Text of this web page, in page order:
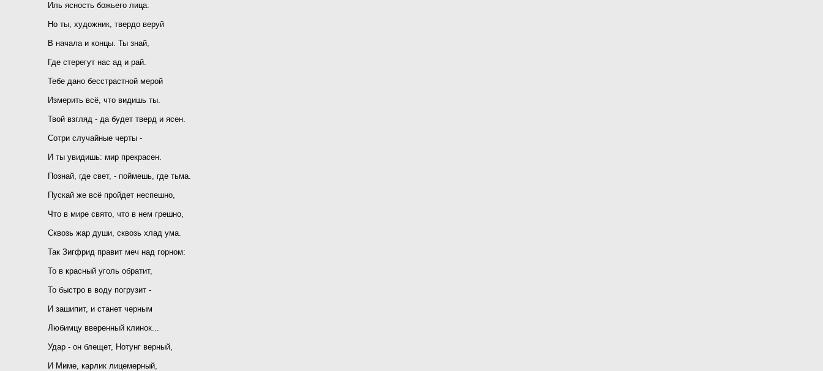
Иль ясность божьего лица.
Но ты, художник, твердо веруй
В начала и концы. Ты знай,
Где стерегут нас ад и рай.
Тебе дано бесстрастной мерой
Измерить всё, что видишь ты.
Твой взгляд - да будет тверд и ясен.
Сотри случайные черты -
И ты увидишь: мир прекрасен.
Познай, где свет, - поймешь, где тьма.
Пускай же всё пройдет неспешно,
Что в мире свято, что в нем грешно,
Сквозь жар души, сквозь хлад ума.
Так Зигфрид правит меч над горном:
То в красный уголь обратит,
То быстро в воду погрузит -
И зашипит, и станет черным
Любимцу вверенный клинок...
Удар - он блещет, Нотунг верный,
И Миме, карлик лицемерный,